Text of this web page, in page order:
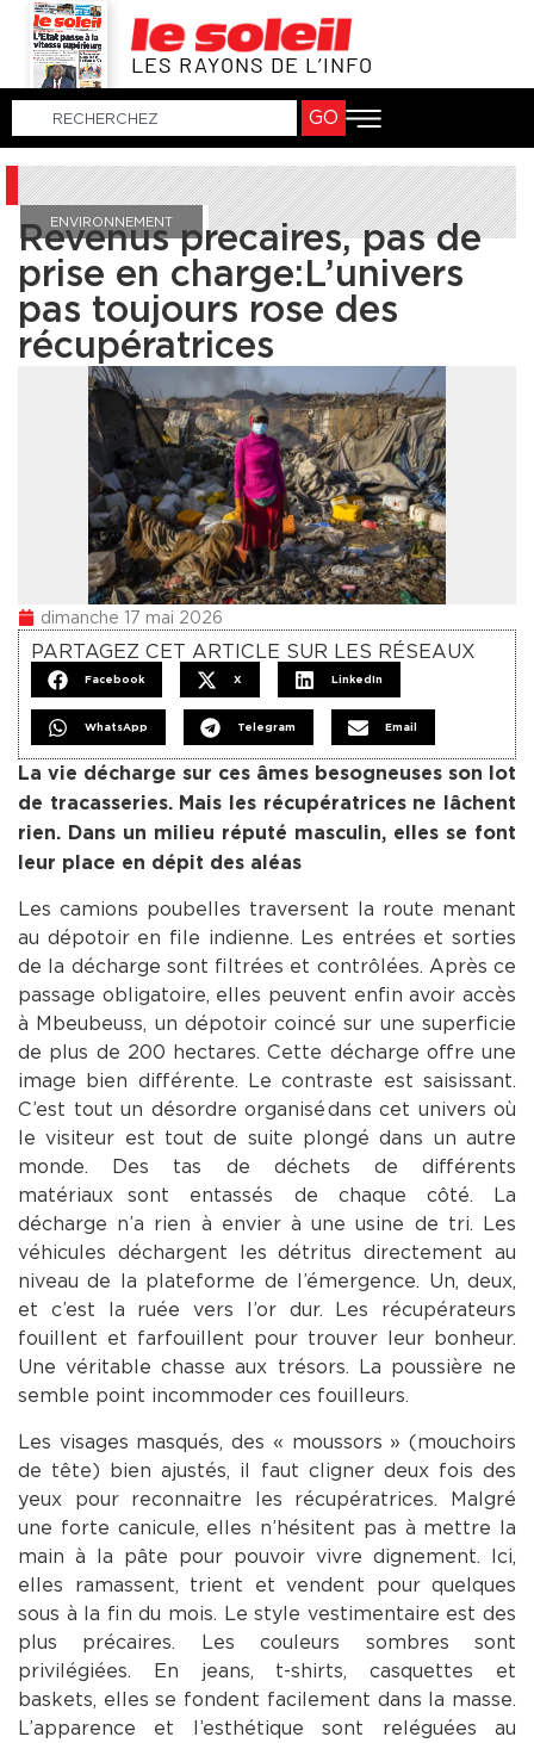
LES RAYONS DE L’INFO
GO
ENVIRONNEMENT
Revenus precaires, pas de
prise en charge:L’univers
pas toujours rose des
récupératrices
dimanche 17 mai 2026
PARTAGEZ CET ARTICLE SUR LES RÉSEAUX
Facebook X LinkedIn
WhatsApp Telegram Email
La vie décharge sur ces âmes besogneuses son lot
de tracasseries. Mais les récupératrices ne lâchent
rien. Dans un milieu réputé masculin, elles se font
leur place en dépit des aléas
Les camions poubelles traversent la route menant
au dépotoir en file indienne. Les entrées et sorties
de la décharge sont filtrées et contrôlées. Après ce
passage obligatoire, elles peuvent enfin avoir accès
à Mbeubeuss, un dépotoir coincé sur une superficie
de plus de 200 hectares. Cette décharge offre une
image bien différente. Le contraste est saisissant.
C’est tout un désordre organisé dans cet univers où
le visiteur est tout de suite plongé dans un autre
monde. Des tas de déchets de différents
matériaux sont entassés de chaque côté. La
décharge n’a rien à envier à une usine de tri. Les
véhicules déchargent les détritus directement au
niveau de la plateforme de l’émergence. Un, deux,
et c’est la ruée vers l’or dur. Les récupérateurs
fouillent et farfouillent pour trouver leur bonheur.
Une véritable chasse aux trésors. La poussière ne
semble point incommoder ces fouilleurs.
Les visages masqués, des « moussors » (mouchoirs
de tête) bien ajustés, il faut cligner deux fois des
yeux pour reconnaitre les récupératrices. Malgré
une forte canicule, elles n’hésitent pas à mettre la
main à la pâte pour pouvoir vivre dignement. Ici,
elles ramassent, trient et vendent pour quelques
sous à la fin du mois. Le style vestimentaire est des
plus précaires. Les couleurs sombres sont
privilégiées. En jeans, t-shirts, casquettes et
baskets, elles se fondent facilement dans la masse.
L’apparence et l’esthétique sont reléguées au